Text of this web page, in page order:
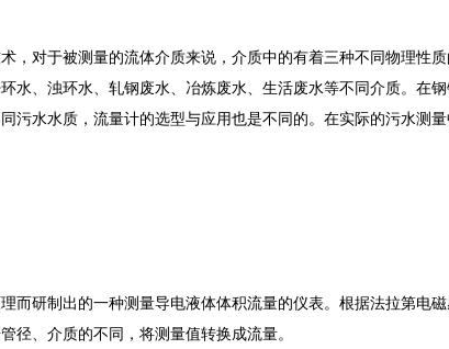
对于被测量的流体介质来说，介质中的有着三种不同物理性
水、浊环水、轧钢废水、冶炼废水、生活废水等不同介质。
污水水质，流量计的选型与应用也是不同的。在实际的污水测
研制出的一种测量导电液体体积流量的仪表。根据法拉第电
径、介质的不同，将测量值转换成流量。